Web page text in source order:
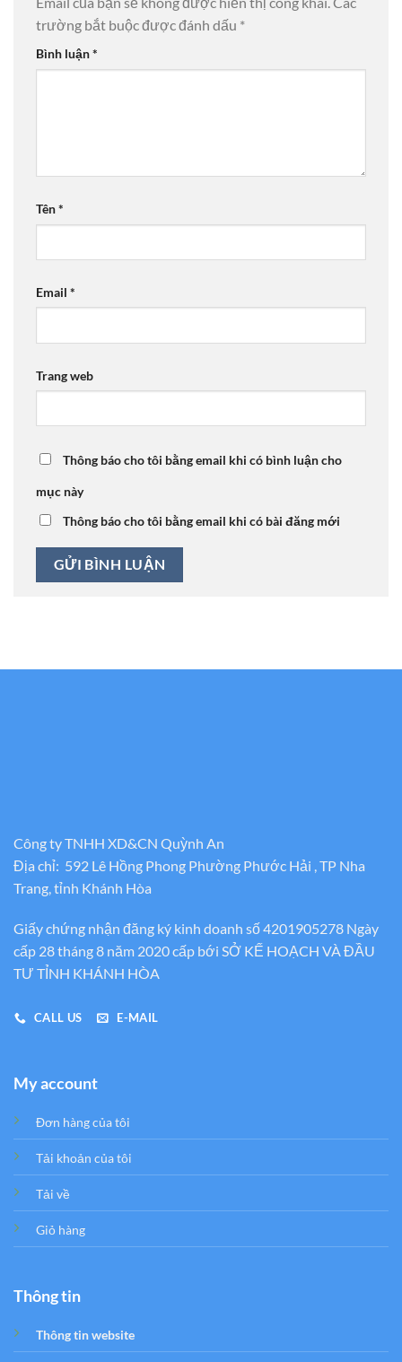
trường bắt buộc được đánh dấu *
Bình luận*
Tên*
Email *
Trang web
Thông báo cho tôi bằng email khi có bình luận cho
mục này
Thông báo cho tôi bằng email khi có bài đăng mới
Công ty TNHH XD&CN Quỳnh An
Địa chỉ: 592 Lê Hồng Phong Phường Phước Hải , TP Nha
Trang, tỉnh Khánh Hòa
Giấy chứng nhận đăng ký kinh doanh số 4201905278 Ngày
cấp 28 tháng 8 năm 2020 cấp bới SỞ KẾ HOẠCH VÀ ĐẦU
TƯ TỈNH KHÁNH HÒA
CALL US E-MAIL
My account
Đơn hàng của tôi
Tải khoản của tôi
Tải về
Giỏ hàng
Thông tin
Thông tin website